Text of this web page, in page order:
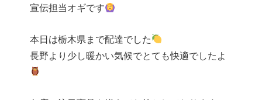
宣伝担当オギです
本日は栃木県まで配達でした
長野より少し暖かい気候でとても快適でしたよ